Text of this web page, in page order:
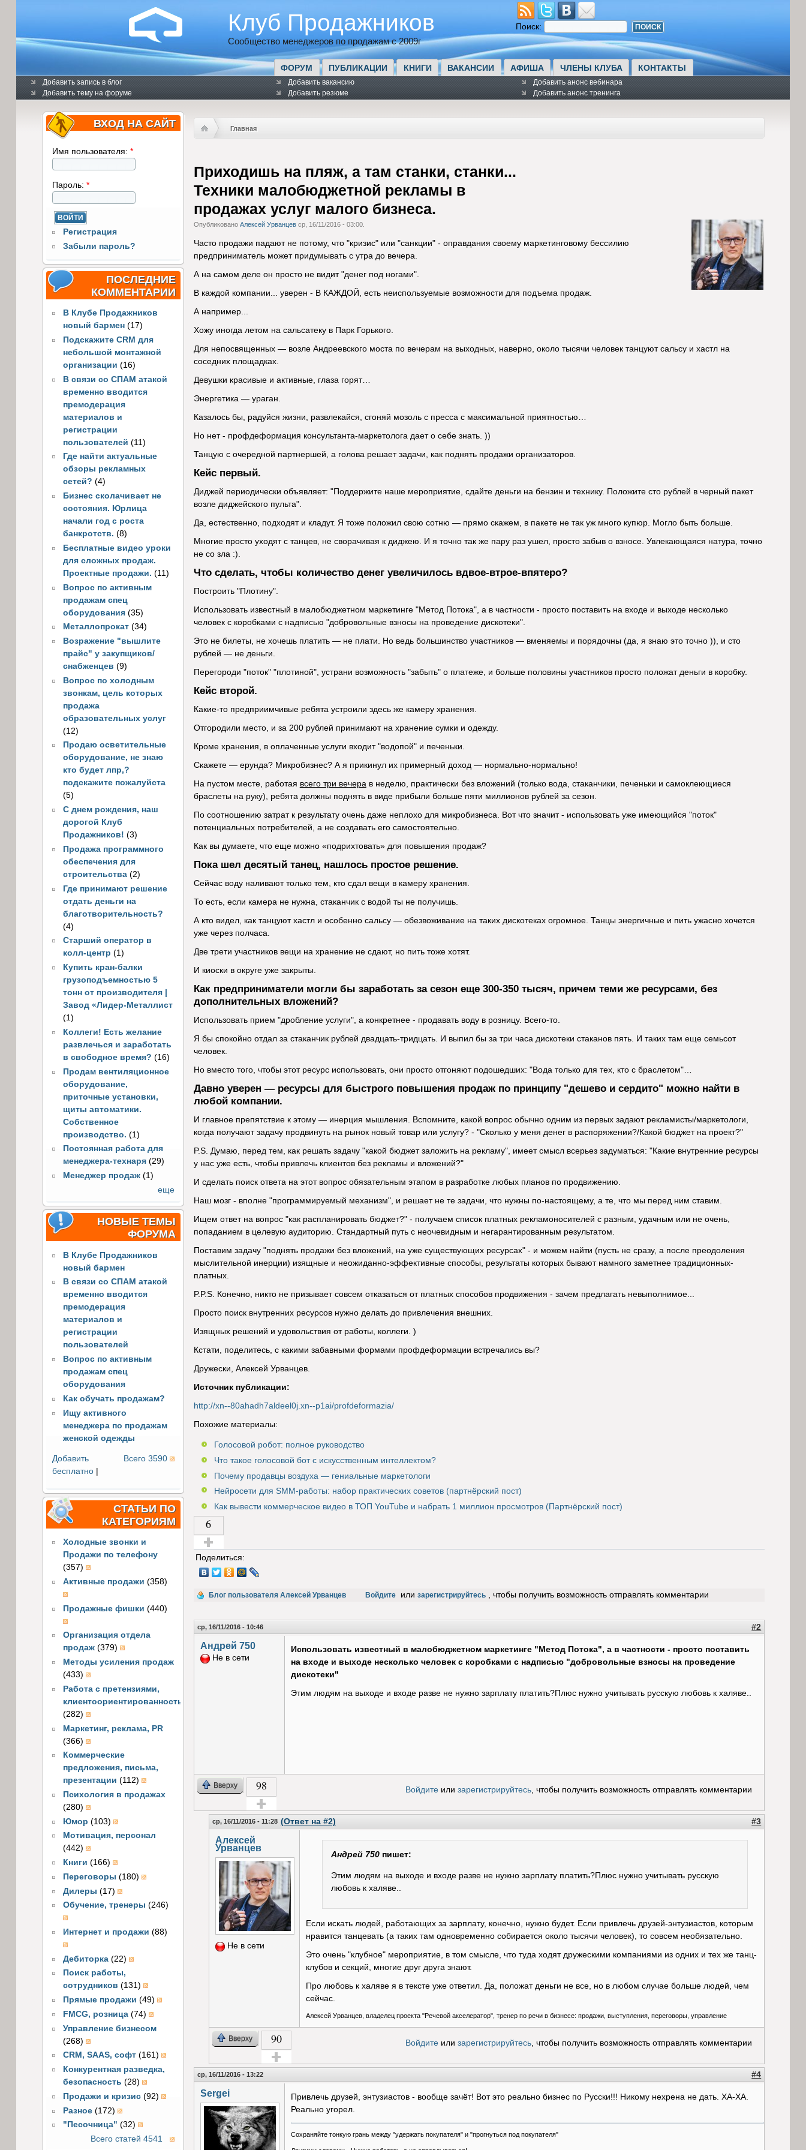
Клуб Продажников
Сообщество менеджеров по продажам с 2009г
Поиск:
ФОРУМ ПУБЛИКАЦИИ КНИГИ ВАКАНСИИ АФИША ЧЛЕНЫ КЛУБА КОНТАКТЫ
Добавить запись в блог
Добавить тему на форуме
Добавить вакансию
Добавить резюме
Добавить анонс вебинара
Добавить анонс тренинга
ВХОД НА САЙТ
Имя пользователя: *
Пароль: *
Регистрация
Забыли пароль?
ПОСЛЕДНИЕ
КОММЕНТАРИИ
В Клубе Продажников
новый бармен (17)
Подскажите CRM для
небольшой монтажной
организации (16)
В связи со СПАМ атакой
временно вводится
премодерация
материалов и
регистрации
пользователей (11)
Где найти актуальные
обзоры рекламных
сетей? (4)
Бизнес сколачивает не
состояния. Юрлица
начали год с роста
банкротств. (8)
Бесплатные видео уроки
для сложных продаж.
Проектные продажи. (11)
Вопрос по активным
продажам спец
оборудования (35)
Металлопрокат (34)
Возражение "вышлите
прайс" у закупщиков/
снабженцев (9)
Вопрос по холодным
звонкам, цель которых
продажа
образовательных услуг
(12)
Продаю осветительные
оборудование, не знаю
кто будет лпр,?
подскажите пожалуйста
(5)
С днем рождения, наш
дорогой Клуб
Продажников! (3)
Продажа программного
обеспечения для
строительства (2)
Где принимают решение
отдать деньги на
благотворительность?
(4)
Старший оператор в
колл-центр (1)
Купить кран-балки
грузоподъемностью 5
тонн от производителя |
Завод «Лидер-Металлист
(1)
Коллеги! Есть желание
развлечься и заработать
в свободное время? (16)
Продам вентиляционное
оборудование,
приточные установки,
щиты автоматики.
Собственное
производство. (1)
Постоянная работа для
менеджера-технаря (29)
Менеджер продаж (1)
еще
НОВЫЕ ТЕМЫ
ФОРУМА
В Клубе Продажников
новый бармен
В связи со СПАМ атакой
временно вводится
премодерация
материалов и
регистрации
пользователей
Вопрос по активным
продажам спец
оборудования
Как обучать продажам?
Ищу активного
менеджера по продажам
женской одежды
Всего 3590
Добавить
бесплатно|
СТАТЬИ ПО
КАТЕГОРИЯМ
Холодные звонки и
Продажи по телефону
(357)
Активные продажи (358)
Продажные фишки (440)
Организация отдела
продаж (379)
Методы усиления продаж
(433)
Работа с претензиями,
клиентоориентированность
(282)
Маркетинг, реклама, PR
(366)
Коммерческие
предложения, письма,
презентации (112)
Психология в продажах
(280)
Юмор (103)
Мотивация, персонал
(442)
Книги (166)
Переговоры (180)
Дилеры (17)
Обучение, тренеры (246)
Интернет и продажи (88)
Дебиторка (22)
Поиск работы,
сотрудников (131)
Прямые продажи (49)
FMCG, розница (74)
Управление бизнесом
(268)
CRM, SAAS, софт (161)
Конкурентная разведка,
безопасность (28)
Продажи и кризис (92)
Разное (172)
"Песочница" (32)
Всего статей 4541
Главная
Приходишь на пляж, а там станки, станки...
Техники малобюджетной рекламы в
продажах услуг малого бизнеса.
Опубликовано Алексей Урванцевср, 16/11/2016 - 03:00.
Часто продажи падают не потому, что "кризис" или "санкции" - оправдания своему маркетинговому бессилию
предприниматель может придумывать с утра до вечера.
А на самом деле он просто не видит "денег под ногами".
В каждой компании... уверен - В КАЖДОЙ, есть неиспользуемые возможности для подъема продаж.
А например...
Хожу иногда летом на сальсатеку в Парк Горького.
Для непосвященных — возле Андреевского моста по вечерам на выходных, наверно, около тысячи человек танцуют сальсу и хастл на
соседних площадках.
Девушки красивые и активные, глаза горят…
Энергетика — ураган.
Казалось бы, радуйся жизни, развлекайся, сгоняй мозоль с пресса с максимальной приятностью…
Но нет - профдеформация консультанта-маркетолога дает о себе знать. ))
Танцую с очередной партнершей, а голова решает задачи, как поднять продажи организаторов.
Кейс первый.
Диджей периодически объявляет: "Поддержите наше мероприятие, сдайте деньги на бензин и технику. Положите сто рублей в черный пакет
возле диджейского пульта".
Да, естественно, подходят и кладут. Я тоже положил свою сотню — прямо скажем, в пакете не так уж много купюр. Могло быть больше.
Многие просто уходят с танцев, не сворачивая к диджею. И я точно так же пару раз ушел, просто забыв о взносе. Увлекающаяся натура, точно
не со зла :).
Что сделать, чтобы количество денег увеличилось вдвое-втрое-впятеро?
Построить "Плотину".
Использовать известный в малобюджетном маркетинге "Метод Потока", а в частности - просто поставить на входе и выходе несколько
человек с коробками с надписью "добровольные взносы на проведение дискотеки".
Это не билеты, не хочешь платить — не плати. Но ведь большинство участников — вменяемы и порядочны (да, я знаю это точно )), и сто
рублей — не деньги.
Перегороди "поток" "плотиной", устрани возможность "забыть" о платеже, и больше половины участников просто положат деньги в коробку.
Кейс второй.
Какие-то предприимчивые ребята устроили здесь же камеру хранения.
Отгородили место, и за 200 рублей принимают на хранение сумки и одежду.
Кроме хранения, в оплаченные услуги входит "водопой" и печеньки.
Скажете — ерунда? Микробизнес? А я прикинул их примерный доход — нормально-нормально!
На пустом месте, работая всего три вечерав неделю, практически без вложений (только вода, стаканчики, печеньки и самоклеющиеся
браслеты на руку), ребята должны поднять в виде прибыли больше пяти миллионов рублей за сезон.
По соотношению затрат к результату очень даже неплохо для микробизнеса. Вот что значит - использовать уже имеющийся "поток"
потенциальных потребителей, а не создавать его самостоятельно.
Как вы думаете, что еще можно «подрихтовать» для повышения продаж?
Пока шел десятый танец, нашлось простое решение.
Сейчас воду наливают только тем, кто сдал вещи в камеру хранения.
То есть, если камера не нужна, стаканчик с водой ты не получишь.
А кто видел, как танцуют хастл и особенно сальсу — обезвоживание на таких дискотеках огромное. Танцы энергичные и пить ужасно хочется
уже через полчаса.
Две трети участников вещи на хранение не сдают, но пить тоже хотят.
И киоски в округе уже закрыты.
Как предприниматели могли бы заработать за сезон еще 300-350 тысяч, причем теми же ресурсами, без
дополнительных вложений?
Использовать прием "дробление услуги", а конкретнее - продавать воду в розницу. Всего-то.
Я бы спокойно отдал за стаканчик рублей двадцать-тридцать. И выпил бы за три часа дискотеки стаканов пять. И таких там еще семьсот
человек.
Но вместо того, чтобы этот ресурс использовать, они просто отгоняют подошедших: "Вода только для тех, кто с браслетом"…
Давно уверен — ресурсы для быстрого повышения продаж по принципу "дешево и сердито" можно найти в
любой компании.
И главное препятствие к этому — инерция мышления. Вспомните, какой вопрос обычно одним из первых задают рекламисты/маркетологи,
когда получают задачу продвинуть на рынок новый товар или услугу? - "Сколько у меня денег в распоряжении?/Какой бюджет на проект?"
P.S. Думаю, перед тем, как решать задачу "какой бюджет заложить на рекламу", имеет смысл всерьез задуматься: "Какие внутренние ресурсы
у нас уже есть, чтобы привлечь клиентов без рекламы и вложений?"
И сделать поиск ответа на этот вопрос обязательным этапом в разработке любых планов по продвижению.
Наш мозг - вполне "программируемый механизм", и решает не те задачи, что нужны по-настоящему, а те, что мы перед ним ставим.
Ищем ответ на вопрос "как распланировать бюджет?" - получаем список платных рекламоносителей с разным, удачным или не очень,
попаданием в целевую аудиторию. Стандартный путь с неочевидным и негарантированным результатом.
Поставим задачу "поднять продажи без вложений, на уже существующих ресурсах" - и можем найти (пусть не сразу, а после преодоления
мыслительной инерции) изящные и неожиданно-эффективные способы, результаты которых бывают намного заметнее традиционных-
платных.
P.P.S. Конечно, никто не призывает совсем отказаться от платных способов продвижения - зачем предлагать невыполнимое...
Просто поиск внутренних ресурсов нужно делать до привлечения внешних.
Изящных решений и удовольствия от работы, коллеги. )
Кстати, поделитесь, с какими забавными формами профдеформации встречались вы?
Дружески, Алексей Урванцев.
Источник публикации:
http://xn--80ahadh7aldeel0j.xn--p1ai/profdeformazia/
Похожие материалы:
Голосовой робот: полное руководство
Что такое голосовой бот с искусственным интеллектом?
Почему продавцы воздуха — гениальные маркетологи
Нейросети для SMM-работы: набор практических советов (партнёрский пост)
Как вывести коммерческое видео в ТОП YouTube и набрать 1 миллион просмотров (Партнёрский пост)
6
Голос за!
Поделиться:
Блог пользователя Алексей Урванцев Войдите или зарегистрируйтесь , чтобы получить возможность отправлять комментарии
ср, 16/11/2016 - 10:46 #2
Андрей 750
Не в сети
Использовать известный в малобюджетном маркетинге "Метод Потока", а в частности - просто поставить
на входе и выходе несколько человек с коробками с надписью "добровольные взносы на проведение
дискотеки"
Этим людям на выходе и входе разве не нужно зарплату платить?Плюс нужно учитывать русскую любовь к халяве..
Вверху 98
Голос за!
Войдитеили зарегистрируйтесь, чтобы получить возможность отправлять комментарии
ср, 16/11/2016 - 11:28 (Ответ на #2) #3
Алексей
Урванцев
Не в сети
Андрей 750пишет:
Этим людям на выходе и входе разве не нужно зарплату платить?Плюс нужно учитывать русскую
любовь к халяве..
Если искать людей, работающих за зарплату, конечно, нужно будет. Если привлечь друзей-энтузиастов, которым
нравится танцевать (а таких там одновременно собирается около тысячи человек), то совсем необязательно.
Это очень "клубное" мероприятие, в том смысле, что туда ходят дружескими компаниями из одних и тех же танц-
клубов и секций, многие друг друга знают.
Про любовь к халяве я в тексте уже ответил. Да, положат деньги не все, но в любом случае больше людей, чем
сейчас.
Алексей Урванцев, владелец проекта "Речевой акселератор", тренер по речи в бизнесе: продажи, выступления, переговоры, управление
Вверху 90
Голос за!
Войдитеили зарегистрируйтесь, чтобы получить возможность отправлять комментарии
ср, 16/11/2016 - 13:22 #4
Sergei
Привлечь друзей, энтузиастов - вообще зачёт! Вот это реально бизнес по Русски!!! Никому нехрена не дать. ХА-ХА.
Реально угорел.
Сохраняйте тонкую грань между "удержать покупателя" и "прогнуться под покупателя"